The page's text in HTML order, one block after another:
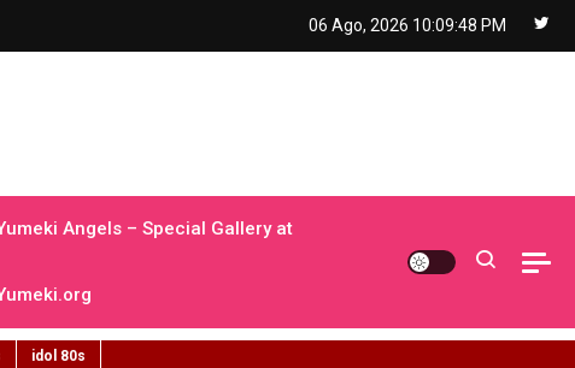
06 Ago, 2026 10:09:49 PM
Angels – Special Gallery at
idol 80s